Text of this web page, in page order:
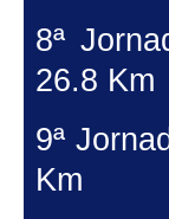
8ª
26.8 Km
9ª
Km